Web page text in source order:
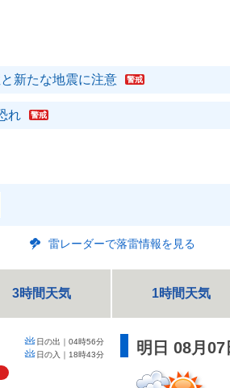
新たな地震に注意 警戒
れ 警戒
雷レーダーで落雷情報を見る
3時間天気 1時間天気
日の出｜ 04時56分
日の入｜ 18時43分 明日 08月07